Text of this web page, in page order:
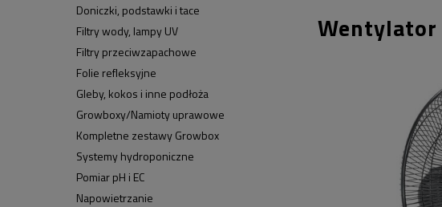
Doniczki, podstawki i tace
Filtry wody, lampy UV
Filtry przeciwzapachowe
Folie refleksyjne
Gleby, kokos i inne podłoża
Growboxy/Namioty uprawowe
Kompletne zestawy Growbox
Systemy hydroponiczne
Pomiar pH i EC
Napowietrzanie
Wentylator